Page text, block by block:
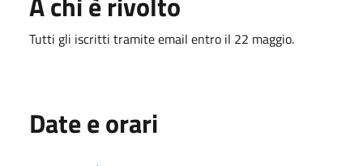
Tutti gli iscritti tramite email entro il 22 maggio.
Date e orari